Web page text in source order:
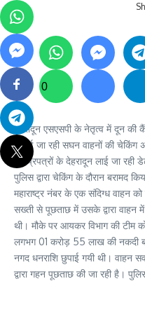
0
देहरादून एसएसपी के नेतृत्व में दून की
चलाई जा रही सघन वाहनों की चेकिंग
वैध प्रपत्रों के देहरादून लाई जा
पुलिस द्वारा चेकिंग के दौरान बरामद
महाराष्ट्र नंबर के एक संदिग्ध वाहन
सख्ती से पूछताछ में उसके द्वारा वाहन
थी। मौके पर आयकर विभाग की टीम
लगभग 01 करोड़ 55 लाख की नकदी
नगद धनराशि छुपाई गयी थी। वाहन
द्वारा गहन पूछताछ की जा रही है।